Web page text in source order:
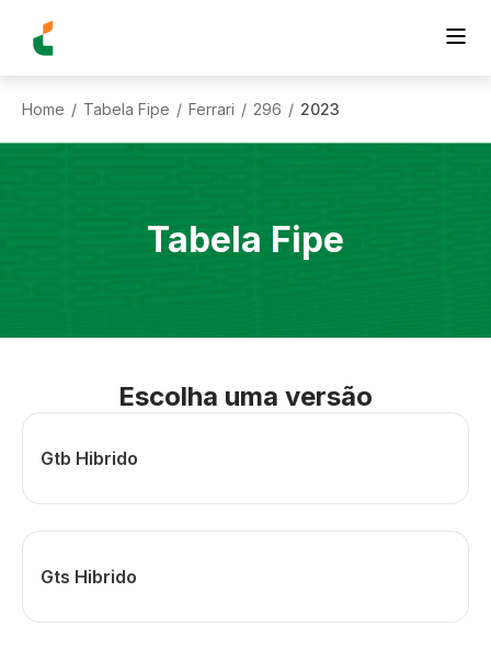
Home / Tabela Fipe / Ferrari / 296 / 2023
Tabela Fipe
Escolha uma versão
Gtb Hibrido
Gts Hibrido